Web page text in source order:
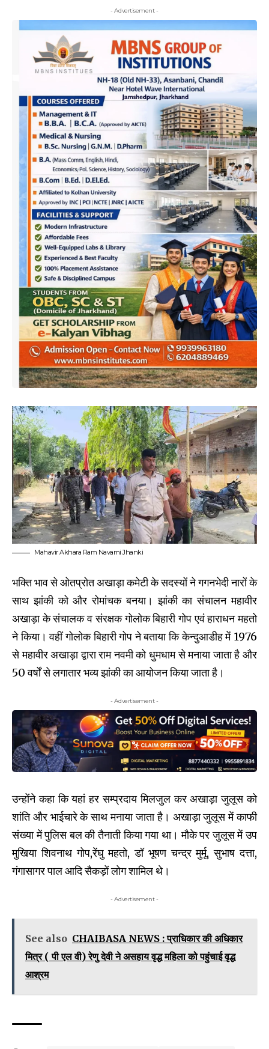
- Advertisement -
Mahavir Akhara Ram Navami Jhanki
भक्ति भाव से ओतप्रोत अखाड़ा कमेटी के सदस्यों ने गगनभेदी नारों के
साथ झांकी को और रोमांचक बनया। झांकी का संचालन महावीर
अखाड़ा के संचालक व संरक्षक गोलोक बिहारी गोप एवं हाराधन महतो
ने किया। वहीं गोलोक बिहारी गोप ने बताया कि केन्दुआडीह में 1976
से महावीर अखाड़ा द्वारा राम नवमी को धुमधाम से मनाया जाता है और
50 वर्षों से लगातार भव्य झांकी का आयोजन किया जाता है।
- Advertisement -
उन्होंने कहा कि यहां हर सम्प्रदाय मिलजुल कर अखाड़ा जुलूस को
शांति और भाईचारे के साथ मनाया जाता है। अखाड़ा जुलूस में काफी
संख्या में पुलिस बल की तैनाती किया गया था। मौके पर जुलूस में उप
मुखिया शिवनाथ गोप,रेंघु महतो, डॉ भूषण चन्द्र मुर्मू, सुभाष दत्ता,
गंगासागर पाल आदि सैकड़ों लोग शामिल थे।
- Advertisement -
See also CHAIBASA NEWS : प्राधिकार की अधिकार
मित्र ( पी एल वी) रेणु देवी ने असहाय वृद्ध महिला को पहुंचाई वृद्ध
आश्रम